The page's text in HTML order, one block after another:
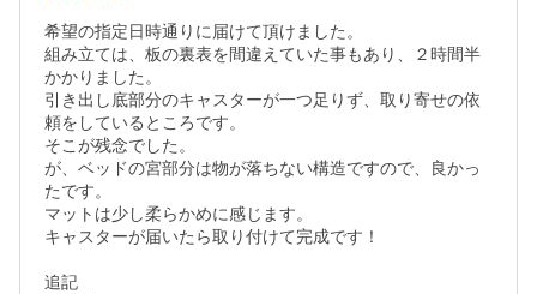
希望の指定日時通りに届けて頂けました。
組み立ては、板の裏表を間違えていた事もあり、２時間半
かかりました。
引き出し底部分のキャスターが一つ足りず、取り寄せの依
頼をしているところです。
そこが残念でした。
が、ベッドの宮部分は物が落ちない構造ですので、良かっ
たです。
マットは少し柔らかめに感じます。
キャスターが届いたら取り付けて完成です！
追記